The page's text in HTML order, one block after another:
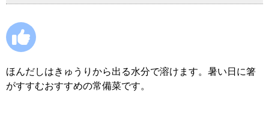
ほんだしはきゅうりから出る水分で溶けます。暑い日に箸
がすすむおすすめの常備菜です。